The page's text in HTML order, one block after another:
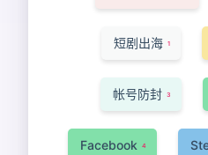
短剧出海 1
帐号防封 3
Facebook 4